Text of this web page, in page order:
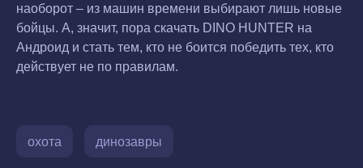
наоборот – из машин времени выбирают лишь новые
бойцы. А, значит, пора скачать DINO HUNTER на
Андроид и стать тем, кто не боится победить тех, кто
действует не по правилам.
охота динозавры